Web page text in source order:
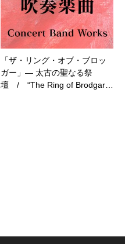
「ザ・リング・オブ・ブロッ
ガー」― 太古の聖なる祭
壇 / “The Ring of Brodgar…